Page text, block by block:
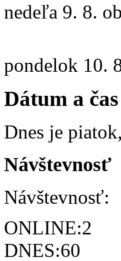
nedeľa 9. 8.
pondelok 10.
Dátum a čas
Dnes je piatok,
Návštevnosť
Návštevnosť:
ONLINE:2
DNES:60